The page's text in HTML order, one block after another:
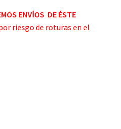
ENVÍOS DE ÉSTE
riesgo de roturas en el